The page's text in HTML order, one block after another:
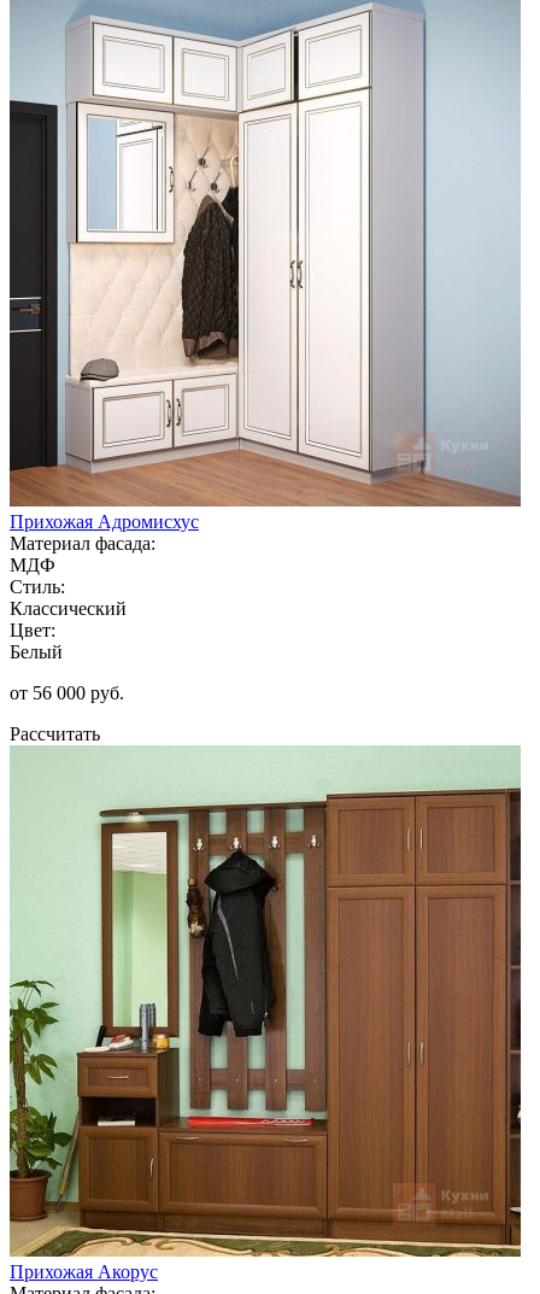
Прихожая Адромисхус
Материал фасада:
МДФ
Стиль:
Классический
Цвет:
Белый
от 56 000 руб.
Рассчитать
Прихожая Акорус